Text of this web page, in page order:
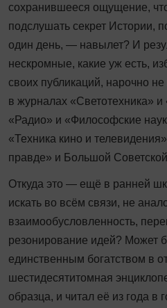
сохранившееся ощущение,
подслушать секрет Истории,
один день, — навылет? И
нескромные, какие уж есть,
своих публикаций, нарочно
в журналах «Светотехника»
«Радио» и «Философские
«Техника кино и
правде» и Большой
Откуда это — ещё в ранней
искать во всём связи, не
взаимообусловленность,
резонирование идей? Может
единственным богатством в
шестидесятитомная
образца, и читал её из года в